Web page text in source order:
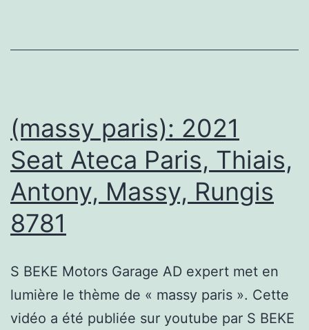
Gorki
(massy paris): 2021
Seat Ateca Paris, Thiais,
Antony, Massy, Rungis
8781
S BEKE Motors Garage AD expert met en
lumière le thème de « massy paris ». Cette
vidéo a été publiée sur youtube par S BEKE